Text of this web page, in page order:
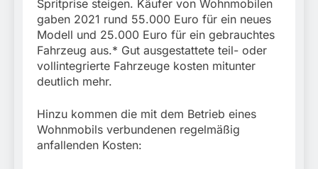
Spritprise steigen. Käufer von Wohnmobilen
gaben 2021 rund 55.000 Euro für ein neues
Modell und 25.000 Euro für ein gebrauchtes
Fahrzeug aus.* Gut ausgestattete teil- oder
vollintegrierte Fahrzeuge kosten mitunter
deutlich mehr.
Hinzu kommen die mit dem Betrieb eines
Wohnmobils verbundenen regelmäßig
anfallenden Kosten: